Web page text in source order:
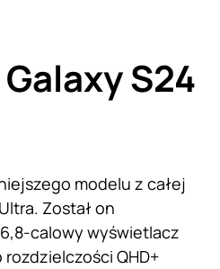
S24
modelu z całej
Został on
calowy wyświetlacz
rozdzielczości QHD+